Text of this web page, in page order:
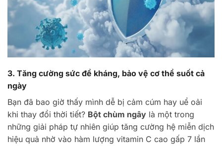
3. Tăng cường sức đề kháng, bảo vệ cơ thể suốt cả
ngày
Bạn đã bao giờ thấy mình dễ bị cảm cúm hay uể oải
khi thay đổi thời tiết? Bột chùm ngây là một trong
những giải pháp tự nhiên giúp tăng cường hệ miễn dịch
hiệu quả nhờ vào hàm lượng vitamin C cao gấp 7 lần